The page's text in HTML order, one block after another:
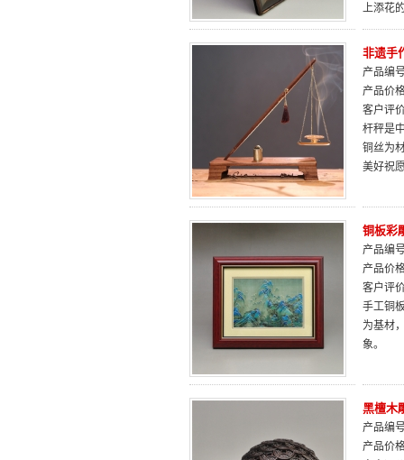
上添花
非遗手
产品编
产品价
客户评
杆秤是
铜丝为
美好祝
铜板彩
产品编
产品价
客户评
手工铜
为基材
象。
黑檀木
产品编
产品价